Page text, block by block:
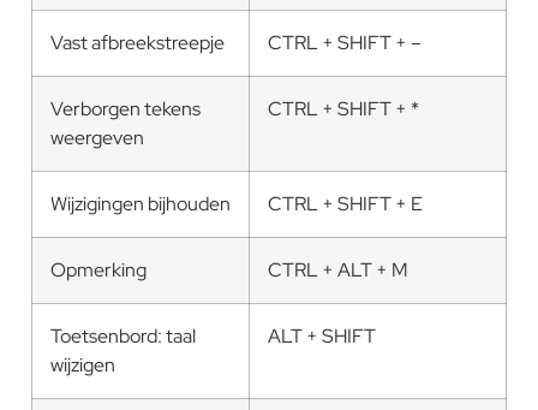
Vast afbreekstreepje CTRL + SHIFT + –
Verborgen tekens
weergeven
CTRL + SHIFT + *
Wijzigingen bijhouden CTRL + SHIFT + E
Opmerking CTRL + ALT + M
Toetsenbord: taal
wijzigen
ALT + SHIFT